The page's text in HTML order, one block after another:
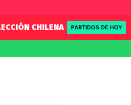
CHILENA REDSPORT
PARTIDOS DE HOY